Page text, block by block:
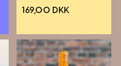
169,00 DKK